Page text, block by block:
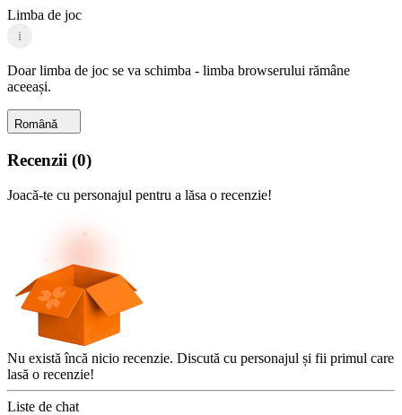
Limba de joc
i
Doar limba de joc se va schimba - limba browserului rămâne
aceeași.
Română
Recenzii (0)
Joacă-te cu personajul pentru a lăsa o recenzie!
Nu există încă nicio recenzie. Discută cu personajul și fii primul care
lasă o recenzie!
Liste de chat